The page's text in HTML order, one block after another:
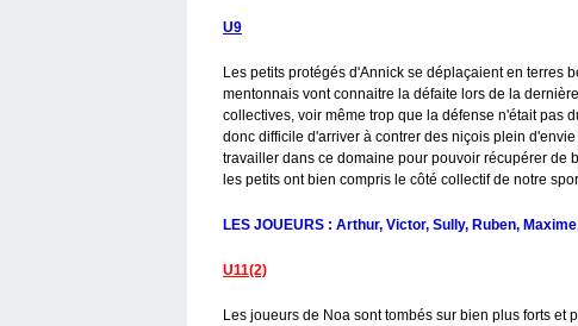
U9
Les petits protégés d'Annick se déplaçaient en terres
mentonnais vont connaitre la défaite lors de la
collectives, voir même trop que la défense n'était pas
donc difficile d'arriver à contrer des niçois plein
travailler dans ce domaine pour pouvoir récupérer de
les petits ont bien compris le côté collectif de notre
LES JOUEURS : Arthur, Victor, Sully, Ruben,
U11(2)
Les joueurs de Noa sont tombés sur bien plus forts et